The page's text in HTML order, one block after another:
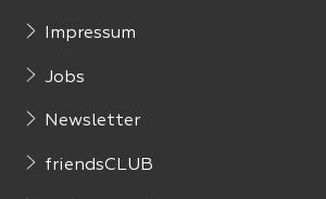
Impressum
Jobs
Newsletter
friendsCLUB